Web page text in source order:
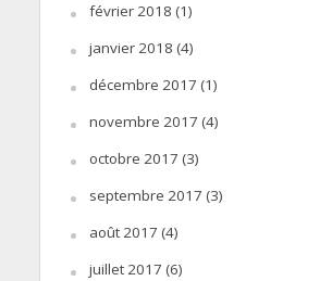
février 2018 (1)
janvier 2018 (4)
décembre 2017 (1)
novembre 2017 (4)
octobre 2017 (3)
septembre 2017 (3)
août 2017 (4)
juillet 2017 (6)